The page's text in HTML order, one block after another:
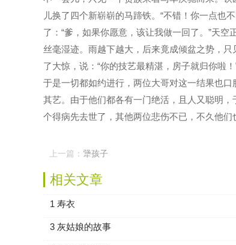
儿换了四个新崭崭的马蹄铁。“不错！你一点也
了：“爹，如果你愿意，该让我做一回了。”天
丝毫湿迹。雨越下越大，后来竟成倾盆之势，
了大惊，说：“你的技艺最精湛，房子就归你啦！
于是一切都如约进行，两位大哥对这一结果也
其艺。由于他们都各有一门绝活，且人又聪明
个得病先去世了，其他两位悲伤不已，不久他
上一篇： 犟孩子
相关文章
1 寿衣
3 灰姑娘的故事